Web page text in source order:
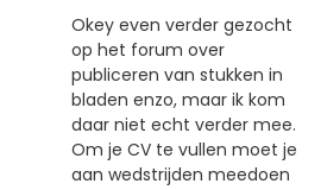
Okey even verder gezocht
op het forum over
publiceren van stukken in
bladen enzo, maar ik kom
daar niet echt verder mee.
Om je CV te vullen moet je
aan wedstrijden meedoen